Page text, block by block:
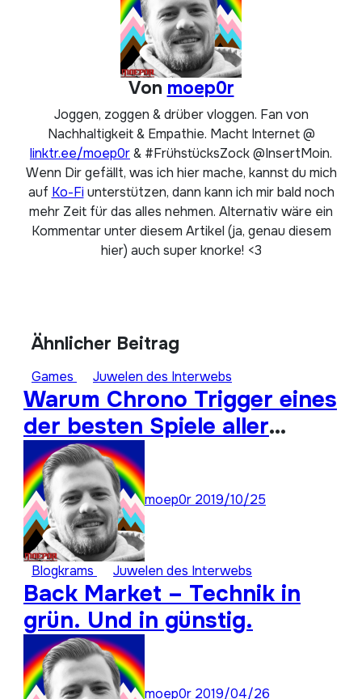
Von moep0r
Joggen, zoggen & drüber vloggen. Fan von
Nachhaltigkeit & Empathie. Macht Internet @
linktr.ee/moep0r& #FrühstücksZock @InsertMoin.
Wenn Dir gefällt, was ich hier mache, kannst du mich
auf Ko-Fiunterstützen, dann kann ich mir bald noch
mehr Zeit für das alles nehmen. Alternativ wäre ein
Kommentar unter diesem Artikel (ja, genau diesem
hier) auch super knorke! <3
Ähnlicher Beitrag
Games Juwelen des Interwebs
Warum Chrono Trigger eines
der besten Spiele aller
Zeiten ist: Super Stay
Forever 22
moep0r 2019/10/25
Blogkrams Juwelen des Interwebs
Back Market – Technik in
grün. Und in günstig.
moep0r 2019/04/26